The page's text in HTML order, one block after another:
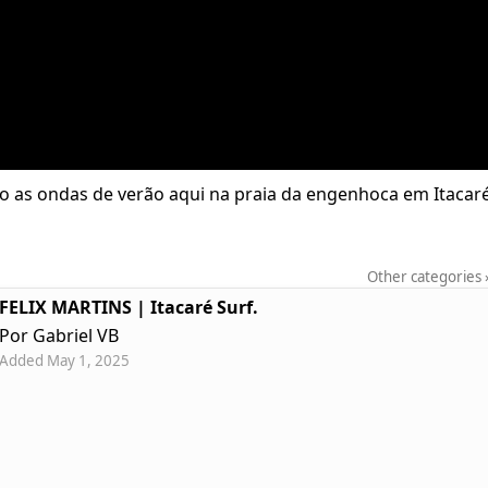
ondas de verão aqui na praia da engenhoca em
Other categories
MARTINS | Itacaré Surf.
Gabriel VB
May 1, 2025